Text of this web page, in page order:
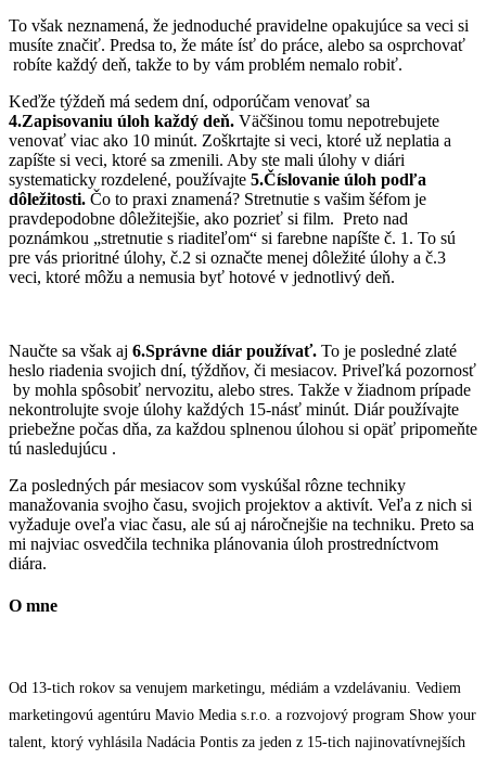
To však neznamená, že jednoduché pravidelne opakujúce sa veci si
musíte značiť. Predsa to, že máte ísť do práce, alebo sa osprchovať
robíte každý deň, takže to by vám problém nemalo robiť.
Keďže týždeň má sedem dní, odporúčam venovať sa
4.Zapisovaniu úloh každý deň. Väčšinou tomu nepotrebujete
venovať viac ako 10 minút. Zoškrtajte si veci, ktoré už neplatia a
zapíšte si veci, ktoré sa zmenili. Aby ste mali úlohy v diári
systematicky rozdelené, používajte 5.Číslovanie úloh podľa
dôležitosti. Čo to praxi znamená? Stretnutie s vašim šéfom je
pravdepodobne dôležitejšie, ako pozrieť si film. Preto nad
poznámkou „stretnutie s riaditeľom“ si farebne napíšte č. 1. To sú
pre vás prioritné úlohy, č.2 si označte menej dôležité úlohy a č.3
veci, ktoré môžu a nemusia byť hotové v jednotlivý deň.
Naučte sa však aj 6.Správne diár používať. To je posledné zlaté
heslo riadenia svojich dní, týždňov, či mesiacov. Priveľká pozornosť
by mohla spôsobiť nervozitu, alebo stres. Takže v žiadnom prípade
nekontrolujte svoje úlohy každých 15-násť minút. Diár používajte
priebežne počas dňa, za každou splnenou úlohou si opäť pripomeňte
tú nasledujúcu .
Za posledných pár mesiacov som vyskúšal rôzne techniky
manažovania svojho času, svojich projektov a aktivít. Veľa z nich si
vyžaduje oveľa viac času, ale sú aj náročnejšie na techniku. Preto sa
mi najviac osvedčila technika plánovania úloh prostredníctvom
diára.
O mne
Od 13-tich rokov sa venujem marketingu, médiám a vzdelávaniu. Vediem
marketingovú agentúru Mavio Media s.r.o. a rozvojový program Show your
talent, ktorý vyhlásila Nadácia Pontis za jeden z 15-tich najinovatívnejších